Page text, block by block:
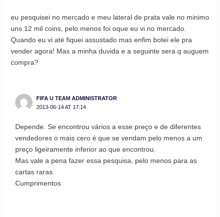
eu pesquisei no mercado e meu lateral de prata vale no minimo
uns 12 mil coins, pelo menos foi oque eu vi no mercado.
Quando eu vi até fiquei assustado mas enfim botei ele pra
vender agora! Mas a minha duvida e a seguinte sera q auguem
compra?
FIFA U TEAM ADMINISTRATOR
2013-06-14 AT 17:14
Depende. Se encontrou vários a esse preço e de diferentes
vendedores o mais cero é que se vendam pelo menos a um
preço ligeiramente inferior ao que encontrou.
Mas vale a pena fazer essa pesquisa, pelo menos para as
cartas raras.
Cumprimentos